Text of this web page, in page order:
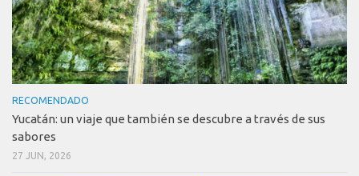
RECOMENDADO
Yucatán: un viaje que también se descubre a través de sus
sabores
27 JUN, 2026